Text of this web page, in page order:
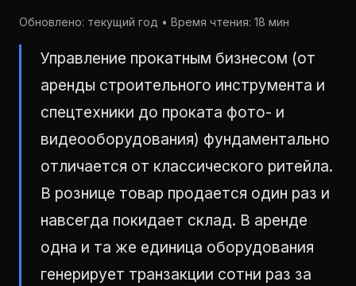
Обновлено: текущий год • Время чтения: 18 мин
Управление прокатным бизнесом (от
аренды строительного инструмента и
спецтехники до проката фото- и
видеооборудования) фундаментально
отличается от классического ритейла.
В рознице товар продается один раз и
навсегда покидает склад. В аренде
одна и та же единица оборудования
генерирует транзакции сотни раз за